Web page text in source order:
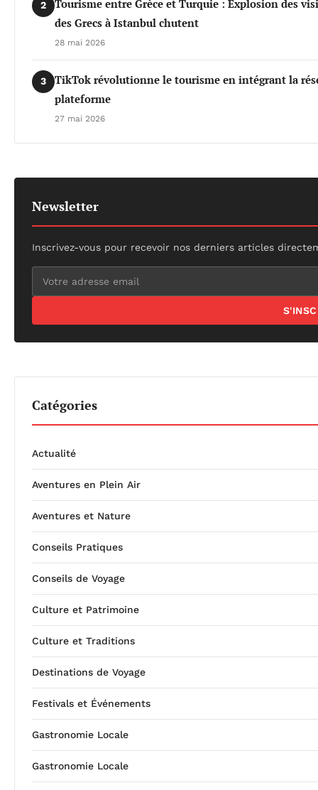
2
Tourisme entre Grèce et Turquie : Explosion des
des Grecs à Istanbul chutent
28 mai 2026
3
TikTok révolutionne le tourisme en intégrant la
plateforme
27 mai 2026
Newsletter
Inscrivez-vous pour recevoir nos derniers articles
Catégories
Actualité
Aventures en Plein Air
Aventures et Nature
Conseils Pratiques
Conseils de Voyage
Culture et Patrimoine
Culture et Traditions
Destinations de Voyage
Festivals et Événements
Gastronomie Locale
Gastronomie Locale